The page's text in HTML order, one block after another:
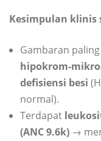
Kesimpulan klinis
Gambaran
hipokrom-
defisiensi besi
normal).
Terdapat
(ANC 9.6k) →